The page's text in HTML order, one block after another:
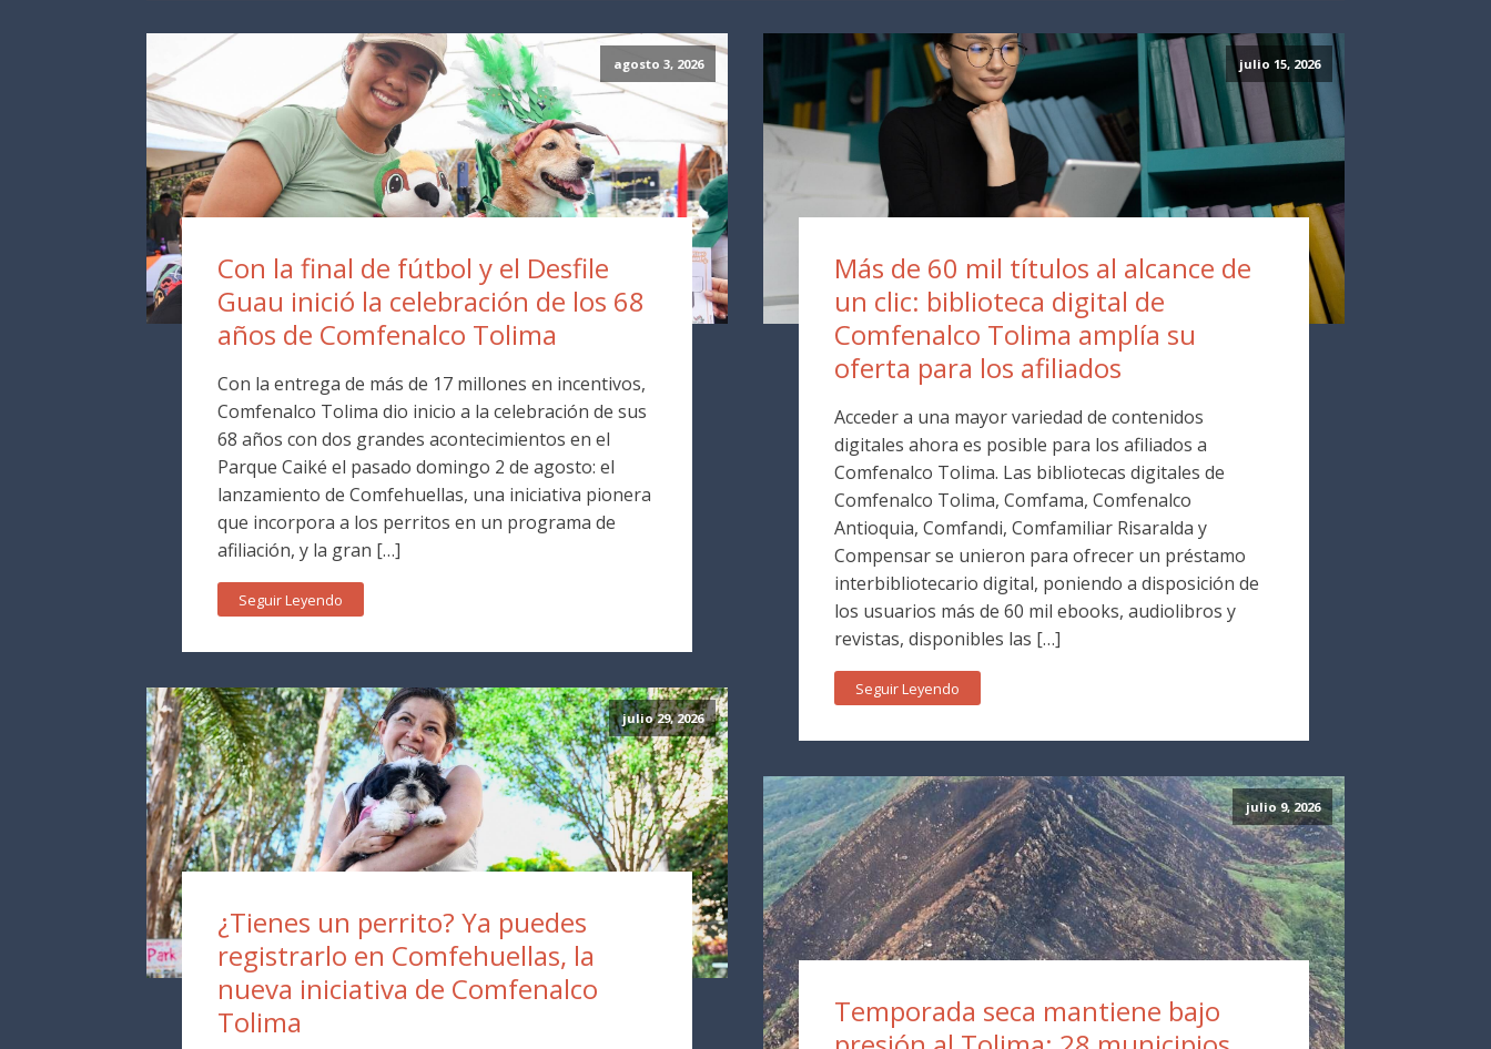
agosto 3, 2026
Con la final de fútbol y el Desfile
Guau inició la celebración de los 68
años de Comfenalco Tolima
Con la entrega de más de 17 millones en incentivos,
Comfenalco Tolima dio inicio a la celebración de sus
68 años con dos grandes acontecimientos en el
Parque Caiké el pasado domingo 2 de agosto: el
lanzamiento de Comfehuellas, una iniciativa pionera
que incorpora a los perritos en un programa de
afiliación, y la gran […]
Seguir Leyendo
julio 29, 2026
¿Tienes un perrito? Ya puedes
registrarlo en Comfehuellas, la
nueva iniciativa de Comfenalco
Tolima
julio 15, 2026
Más de 60 mil títulos al alcance de
un clic: biblioteca digital de
Comfenalco Tolima amplía su
oferta para los afiliados
Acceder a una mayor variedad de contenidos
digitales ahora es posible para los afiliados a
Comfenalco Tolima. Las bibliotecas digitales de
Comfenalco Tolima, Comfama, Comfenalco
Antioquia, Comfandi, Comfamiliar Risaralda y
Compensar se unieron para ofrecer un préstamo
interbibliotecario digital, poniendo a disposición de
los usuarios más de 60 mil ebooks, audiolibros y
revistas, disponibles las […]
Seguir Leyendo
julio 9, 2026
Temporada seca mantiene bajo